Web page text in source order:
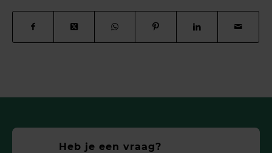
Heb je een vraag?